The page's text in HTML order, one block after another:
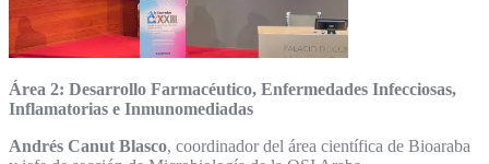
Área 2: Desarrollo Farmacéutico, Enfermedades Infecciosas,
Inflamatorias e Inmunomediadas
Andrés Canut Blasco, coordinador del área científica de Bioaraba